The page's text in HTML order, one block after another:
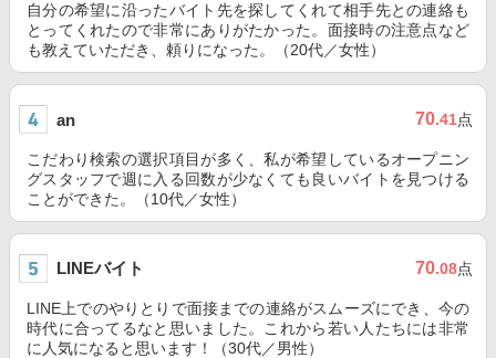
自分の希望に沿ったバイト先を探してくれて相手先との連絡も
とってくれたので非常にありがたかった。面接時の注意点など
も教えていただき、頼りになった。（20代／女性）
an 70.41点
こだわり検索の選択項目が多く、私が希望しているオープニン
グスタッフで週に入る回数が少なくても良いバイトを見つける
ことができた。（10代／女性）
LINEバイト 70.08点
LINE上でのやりとりで面接までの連絡がスムーズにでき、今の
時代に合ってるなと思いました。これから若い人たちには非常
に人気になると思います！（30代／男性）